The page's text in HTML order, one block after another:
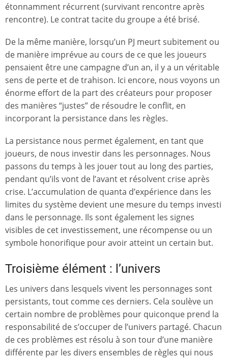
étonnamment récurrent (survivant rencontre après
rencontre). Le contrat tacite du groupe a été brisé.
De la même manière, lorsqu’un PJ meurt subitement ou
de manière imprévue au cours de ce que les joueurs
pensaient être une campagne d’un an, il y a un véritable
sens de perte et de trahison. Ici encore, nous voyons un
énorme effort de la part des créateurs pour proposer
des manières “justes” de résoudre le conflit, en
incorporant la persistance dans les règles.
La persistance nous permet également, en tant que
joueurs, de nous investir dans les personnages. Nous
passons du temps à les jouer tout au long des parties,
pendant qu’ils vont de l’avant et résolvent crise après
crise. L’accumulation de quanta d’expérience dans les
limites du système devient une mesure du temps investi
dans le personnage. Ils sont également les signes
visibles de cet investissement, une récompense ou un
symbole honorifique pour avoir atteint un certain but.
Troisième élément : l’univers
Les univers dans lesquels vivent les personnages sont
persistants, tout comme ces derniers. Cela soulève un
certain nombre de problèmes pour quiconque prend la
responsabilité de s’occuper de l’univers partagé. Chacun
de ces problèmes est résolu à son tour d’une manière
différente par les divers ensembles de règles qui nous